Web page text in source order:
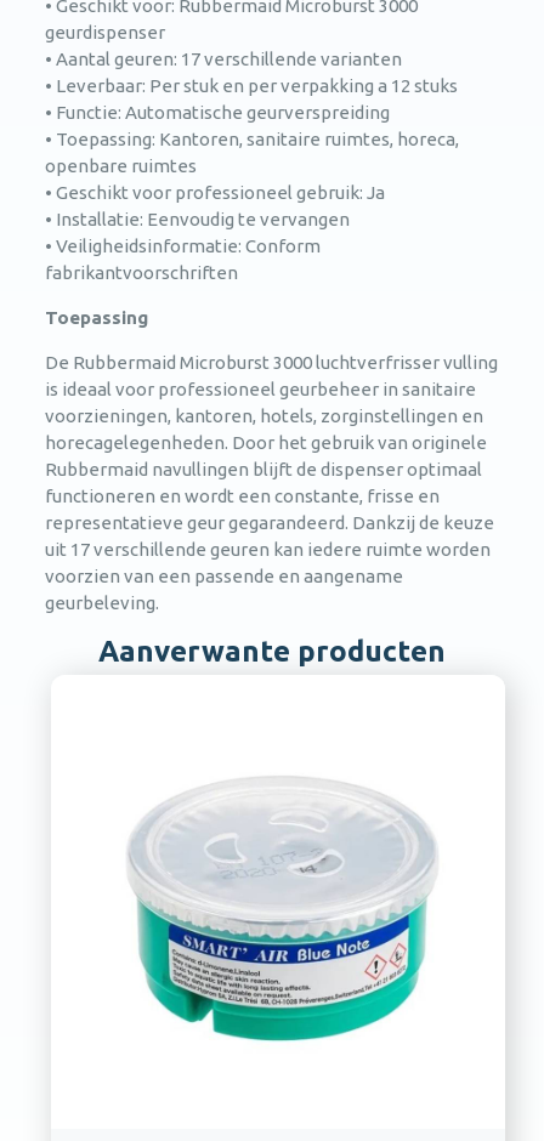
• Geschikt voor: Rubbermaid Microburst 3000
geurdispenser
• Aantal geuren: 17 verschillende varianten
• Leverbaar: Per stuk en per verpakking a 12 stuks
• Functie: Automatische geurverspreiding
• Toepassing: Kantoren, sanitaire ruimtes, horeca,
openbare ruimtes
• Geschikt voor professioneel gebruik: Ja
• Installatie: Eenvoudig te vervangen
• Veiligheidsinformatie: Conform
fabrikantvoorschriften
Toepassing
De Rubbermaid Microburst 3000 luchtverfrisser vulling
is ideaal voor professioneel geurbeheer in sanitaire
voorzieningen, kantoren, hotels, zorginstellingen en
horecagelegenheden. Door het gebruik van originele
Rubbermaid navullingen blijft de dispenser optimaal
functioneren en wordt een constante, frisse en
representatieve geur gegarandeerd. Dankzij de keuze
uit 17 verschillende geuren kan iedere ruimte worden
voorzien van een passende en aangename
geurbeleving.
Aanverwante producten